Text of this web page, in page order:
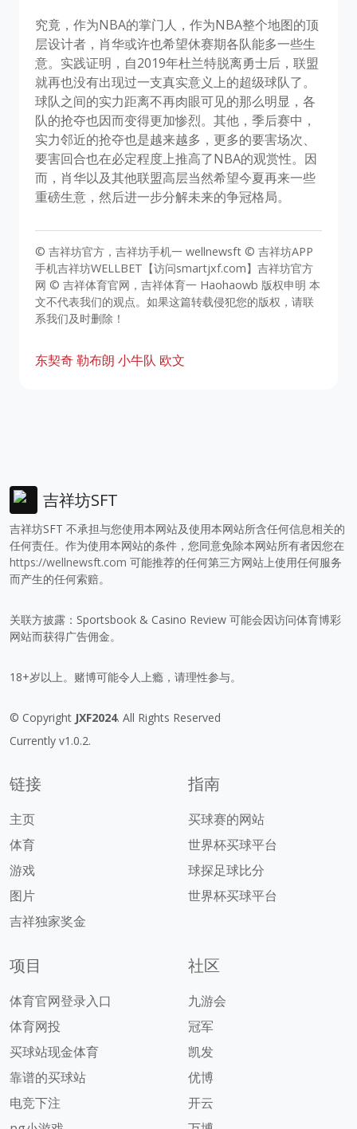
究竟，作为NBA的掌门人，作为NBA整个地图的顶
层设计者，肖华或许也希望休赛期各队能多一些生
意。实践证明，自2019年杜兰特脱离勇士后，联盟
就再也没有出现过一支真实意义上的超级球队了。
球队之间的实力距离不再肉眼可见的那么明显，各
队的抢夺也因而变得更加惨烈。其他，季后赛中，
实力邻近的抢夺也是越来越多，更多的要害场次、
要害回合也在必定程度上推高了NBA的观赏性。因
而，肖华以及其他联盟高层当然希望今夏再来一些
重磅生意，然后进一步分解未来的争冠格局。
© 吉祥坊官方，吉祥坊手机一 wellnewsft © 吉祥坊APP
手机吉祥坊WELLBET【访问smartjxf.com】吉祥坊官方
网 © 吉祥体育官网，吉祥体育一 Haohaowb 版权申明 本
文不代表我们的观点。如果这篇转载侵犯您的版权，请联
系我们及时删除！
东契奇勒布朗 小牛队 欧文
吉祥坊SFT
吉祥坊SFT 不承担与您使用本网站及使用本网站所含任何信息相关的
任何责任。作为使用本网站的条件，您同意免除本网站所有者因您在
https://wellnewsft.com 可能推荐的任何第三方网站上使用任何服务
而产生的任何索赔。
关联方披露：Sportsbook & Casino Review 可能会因访问体育博彩
网站而获得广告佣金。
18+岁以上。赌博可能令人上瘾，请理性参与。
© Copyright JXF2024. All Rights Reserved
Currently v1.0.2.
链接
主页
体育
游戏
图片
吉祥独家奖金
指南
买球赛的网站
世界杯买球平台
球探足球比分
世界杯买球平台
项目
体育官网登录入口
体育网投
买球站现金体育
靠谱的买球站
电竞下注
社区
九游会
冠军
凯发
优博
开云